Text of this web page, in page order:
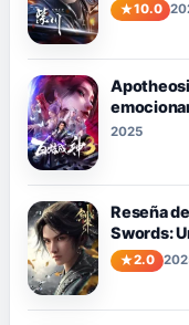
10.0
2025
Reseña
Swords:
2.0